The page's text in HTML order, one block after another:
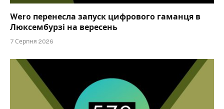
Wero перенесла запуск цифрового гаманця в
Люксембурзі на вересень
7 Серпня 2026